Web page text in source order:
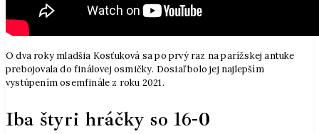
O dva roky mladšia Kosťuková sa po prvý raz na parížskej antuke
prebojovala do finálovej osmičky. Dosiaľ bolo jej najlepším
vystúpením osemfinále z roku 2021.
Iba štyri hráčky so 16-0